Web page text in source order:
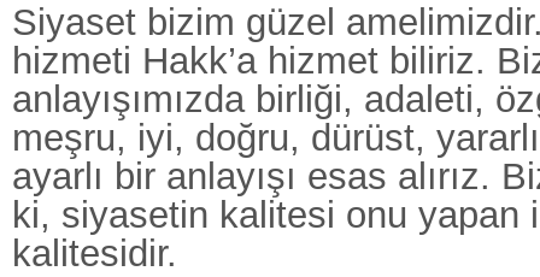
Siyaset bizim güzel
hizmeti Hakk’a hizmet biliriz.
anlayışımızda birliği, adaleti,
meşru, iyi, doğru, dürüst,
ayarlı bir anlayışı esas alırız.
ki, siyasetin kalitesi onu yapan
kalitesidir.